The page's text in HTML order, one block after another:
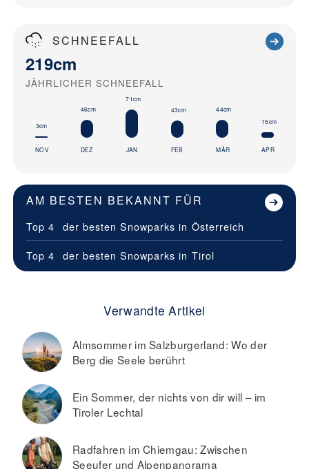
SCHNEEFALL
219cm
JÄHRLICHER SCHNEEFALL
3cm
NOV
46cm
DEZ
71cm
JAN
43cm
FEB
44cm
MÄR
15cm
APR
AM BESTEN BEKANNT FÜR
Top 4 der besten Snowparks in Österreich
Top 4
der besten Snowparks in Tirol
Verwandte Artikel
Almsommer im Salzburgerland: Wo der
Berg die Seele berührt
Ein Sommer, der nichts von dir will – im
Tiroler Lechtal
Radfahren im Chiemgau: Zwischen
Seeufer und Alpenpanorama